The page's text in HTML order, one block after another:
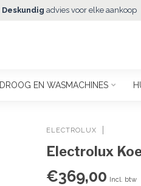
Deskundig advies voor elke aankoop
DROOG EN WASMACHINES
ELECTROLUX
Electrolux
€369,00 Incl. btw